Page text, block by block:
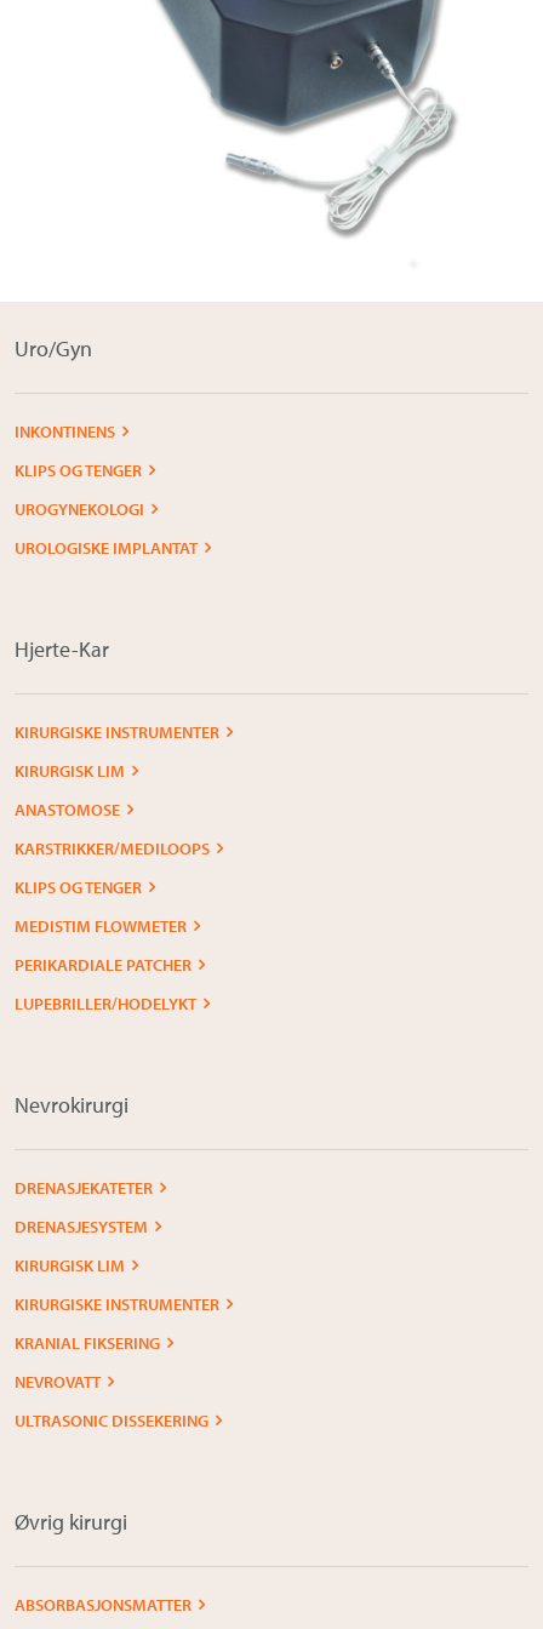
Uro/Gyn
INKONTINENS
KLIPS OG TENGER
UROGYNEKOLOGI
UROLOGISKE IMPLANTAT
Hjerte-Kar
KIRURGISKE INSTRUMENTER
KIRURGISK LIM
ANASTOMOSE
KARSTRIKKER/MEDILOOPS
KLIPS OG TENGER
MEDISTIM FLOWMETER
PERIKARDIALE PATCHER
LUPEBRILLER/HODELYKT
Nevrokirurgi
DRENASJEKATETER
DRENASJESYSTEM
KIRURGISK LIM
KIRURGISKE INSTRUMENTER
KRANIAL FIKSERING
NEVROVATT
ULTRASONIC DISSEKERING
Øvrig kirurgi
ABSORBASJONSMATTER